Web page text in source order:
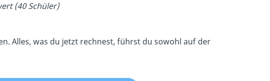
(40 Schüler)
Alles, was du jetzt rechnest, führst du sowohl auf der